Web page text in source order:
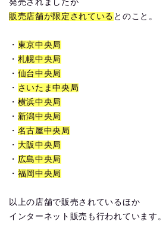
発売されましたが
販売店舗が限定されている とのこと。
・ 東京中央局
・ 札幌中央局
・ 仙台中央局
・ さいたま中央局
・ 横浜中央局
・ 新潟中央局
・ 名古屋中央局
・ 大阪中央局
・ 広島中央局
・ 福岡中央局
以上の店舗で販売されているほか
インターネット販売も行われています。